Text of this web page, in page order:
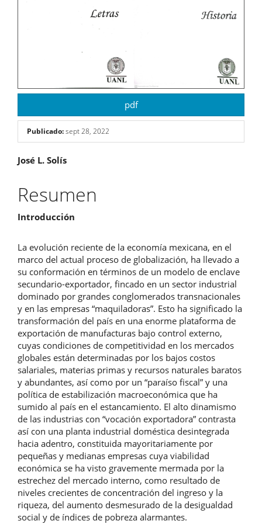
pdf
Publicado:sept 28, 2022
Contenido
principal
del
artículo
José L. Solís
Resumen
Introducción
La evolución reciente de la economía mexicana, en el
marco del actual proceso de globalización, ha llevado a
su conformación en términos de un modelo de enclave
secundario-exportador, fincado en un sector industrial
dominado por grandes conglomerados transnacionales
y en las empresas “maquiladoras”. Esto ha significado la
transformación del país en una enorme plataforma de
exportación de manufacturas bajo control externo,
cuyas condiciones de competitividad en los mercados
globales están determinadas por los bajos costos
salariales, materias primas y recursos naturales baratos
y abundantes, así como por un “paraíso fiscal” y una
política de estabilización macroeconómica que ha
sumido al país en el estancamiento. El alto dinamismo
de las industrias con “vocación exportadora” contrasta
así con una planta industrial doméstica desintegrada
hacia adentro, constituida mayoritariamente por
pequeñas y medianas empresas cuya viabilidad
económica se ha visto gravemente mermada por la
estrechez del mercado interno, como resultado de
niveles crecientes de concentración del ingreso y la
riqueza, del aumento desmesurado de la desigualdad
social y de índices de pobreza alarmantes.